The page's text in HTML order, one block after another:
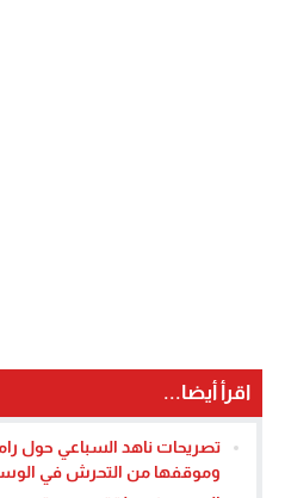
اقرأ أيضا...
تصريحات ناهد السباعي حول
وموقفها من التحرش في